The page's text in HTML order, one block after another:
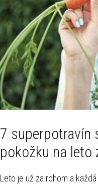
7 superpotravín
pokožku na leto
Leto je už za rohom a